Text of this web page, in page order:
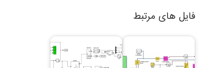
فایل های مرتبط